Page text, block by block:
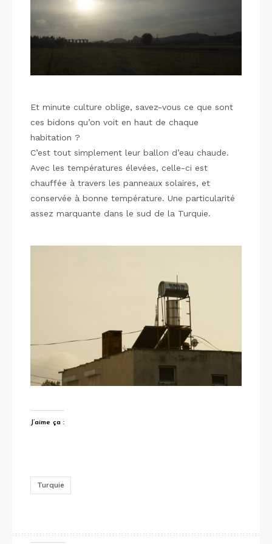
Et minute culture oblige, savez-vous ce que sont
ces bidons qu’on voit en haut de chaque
habitation ?
C’est tout simplement leur ballon d’eau chaude.
Avec les températures élevées, celle-ci est
chauffée à travers les panneaux solaires, et
conservée à bonne température. Une particularité
assez marquante dans le sud de la Turquie.
J’aime ça :
Turquie